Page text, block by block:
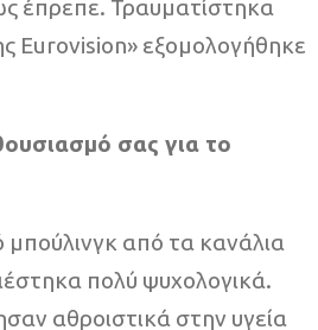
έπρεπε. Τραυματίστηκα
Eurovision» εξομολογήθηκε
σας για το
μπούλινγκ από τα κανάλια
πολύ ψυχολογικά.
αθροιστικά στην υγεία